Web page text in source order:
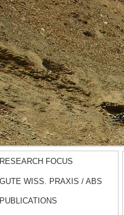
RESEARCH FOCUS
GUTE WISS. PRAXIS / ABS
PUBLICATIONS